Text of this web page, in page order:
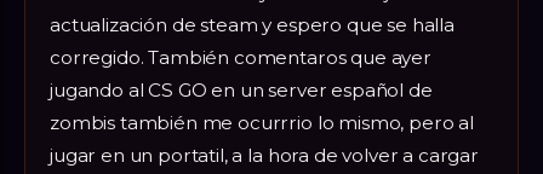
actualización de steam y espero que se halla
corregido. También comentaros que ayer
jugando al CS GO en un server español de
zombis también me ocurrrio lo mismo, pero al
jugar en un portatil, a la hora de volver a cargar